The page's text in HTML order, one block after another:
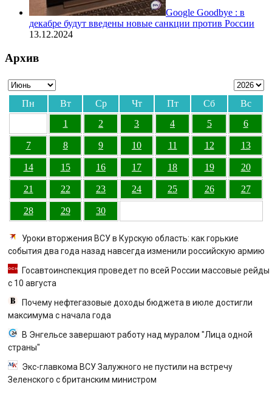
Google Goodbye : в
декабре будут введены новые санкции против России
13.12.2024
Архив
Пн Вт Ср Чт Пт Сб
Вс
1
2 3 4 5 6
7 8 9 10 11 12 13
14 15 16 17 18 19 20
21 22 23 24 25 26 27
28 29 30
Уроки вторжения ВСУ в Курскую область: как горькие
события два года назад навсегда изменили российскую армию
Госавтоинспекция проведет по всей России массовые рейды
с 10 августа
Почему нефтегазовые доходы бюджета в июле достигли
максимума с начала года
В Энгельсе завершают работу над муралом "Лица одной
страны"
Экс-главкома ВСУ Залужного не пустили на встречу
Зеленского с британским министром